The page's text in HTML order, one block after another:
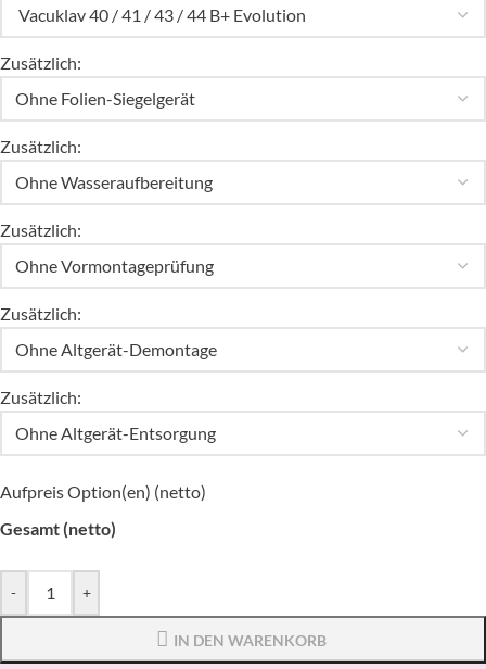
Zusätzlich:
Zusätzlich:
Zusätzlich:
Zusätzlich:
Zusätzlich:
Aufpreis Option(en) (netto)
Gesamt (netto)
- +
IN DEN WARENKORB